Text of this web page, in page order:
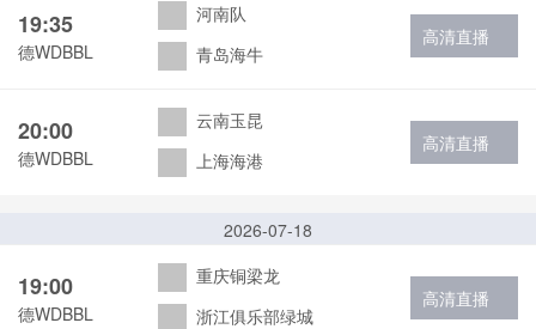
19:35
德WDBBL
河南队
青岛海牛
高清直播
20:00
德WDBBL
云南玉昆
上海海港
高清直播
2026-07-18
19:00
德WDBBL
重庆铜梁龙
浙江俱乐部绿城
高清直播